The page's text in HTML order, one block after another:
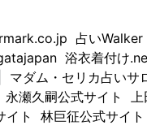
占いWalker
浴衣着付け
マダム・セリカ占いサ
永瀬久嗣公式サイト
イト
林巨征公式サイト